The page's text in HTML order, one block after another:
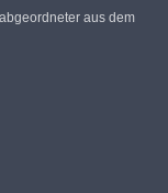
aus dem